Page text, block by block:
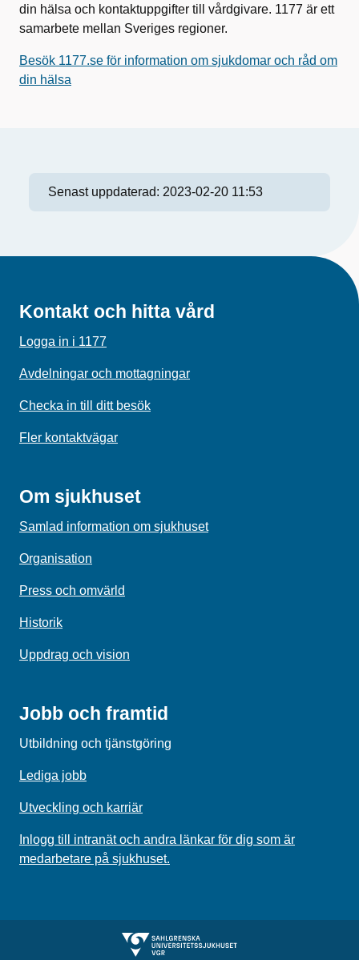
din hälsa och kontaktuppgifter till vårdgivare. 1177 är ett
samarbete mellan Sveriges regioner.
Besök 1177.se för information om sjukdomar och råd om
din hälsa
Senast uppdaterad: 2023-02-20 11:53
Kontakt och hitta vård
Logga in i 1177
Avdelningar och mottagningar
Checka in till ditt besök
Fler kontaktvägar
Om sjukhuset
Samlad information om sjukhuset
Organisation
Press och omvärld
Historik
Uppdrag och vision
Jobb och framtid
Utbildning och tjänstgöring
Lediga jobb
Utveckling och karriär
Inlogg till intranät och andra länkar för dig som är
medarbetare på sjukhuset.